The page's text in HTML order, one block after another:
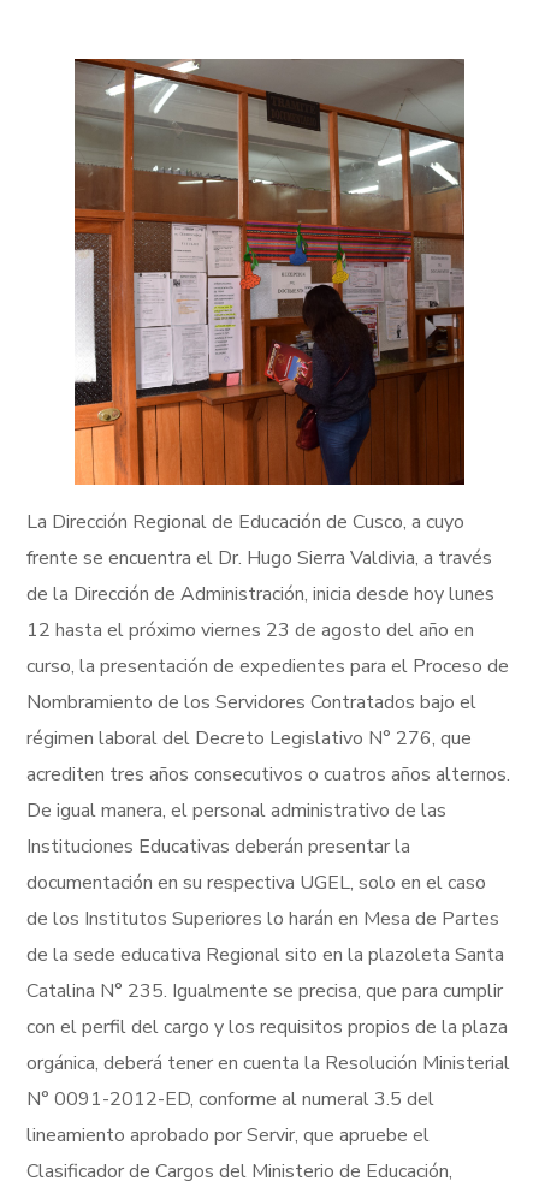
La Dirección Regional de Educación de Cusco, a cuyo
frente se encuentra el Dr. Hugo Sierra Valdivia, a través
de la Dirección de Administración, inicia desde hoy lunes
12 hasta el próximo viernes 23 de agosto del año en
curso, la presentación de expedientes para el Proceso de
Nombramiento de los Servidores Contratados bajo el
régimen laboral del Decreto Legislativo N° 276, que
acrediten tres años consecutivos o cuatros años alternos.
De igual manera, el personal administrativo de las
Instituciones Educativas deberán presentar la
documentación en su respectiva UGEL, solo en el caso
de los Institutos Superiores lo harán en Mesa de Partes
de la sede educativa Regional sito en la plazoleta Santa
Catalina N° 235. Igualmente se precisa, que para cumplir
con el perfil del cargo y los requisitos propios de la plaza
orgánica, deberá tener en cuenta la Resolución Ministerial
N° 0091-2012-ED, conforme al numeral 3.5 del
lineamiento aprobado por Servir, que apruebe el
Clasificador de Cargos del Ministerio de Educación,